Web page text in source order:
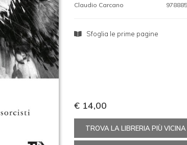
€ 14,00
TROVA LA LIBRERIA PIÙ VICINA
Claudio Carcano
Sfoglia le prime pagine